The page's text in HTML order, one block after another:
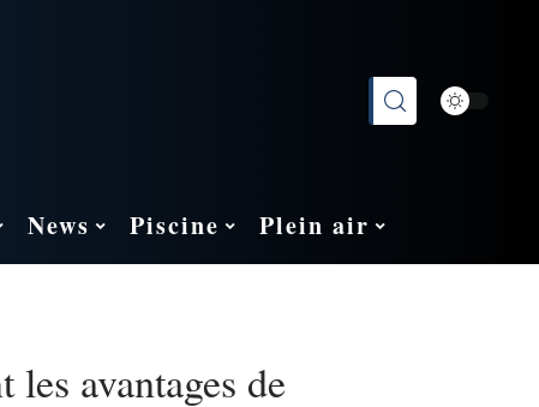
News Piscine Plein air
les avantages de